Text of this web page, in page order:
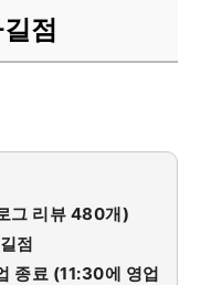
점
그 리뷰 480개)
점
종료 (11:30에 영업